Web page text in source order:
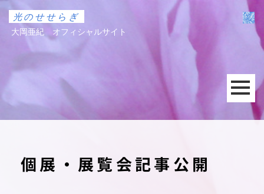
光のせせらぎ
大岡亜紀 オフィシャルサイト
個展・展覧会記事公開